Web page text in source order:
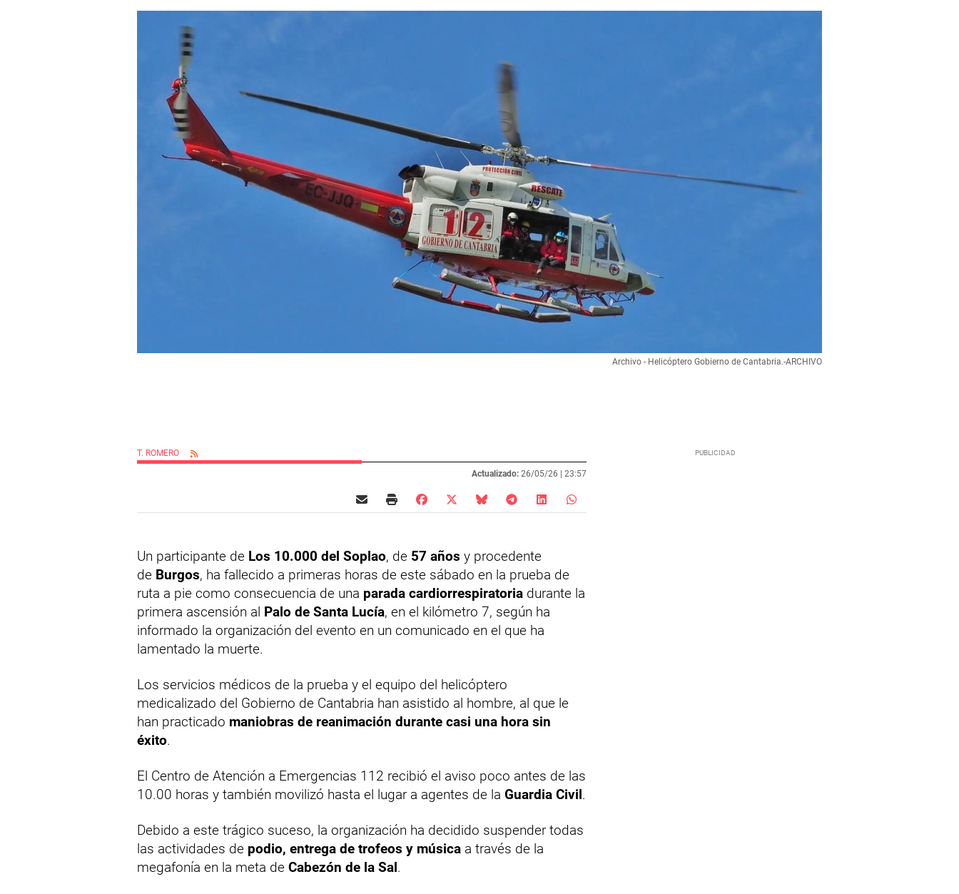
Archivo - Helicóptero Gobierno de Cantabria.-ARCHIVO
T. ROMERO
Actualizado: 26/05/26 | 23:57
Un participante de Los 10.000 del Soplao, de 57 años y procedente
de Burgos, ha fallecido a primeras horas de este sábado en la prueba de
ruta a pie como consecuencia de una parada cardiorrespiratoria durante la
primera ascensión al Palo de Santa Lucía, en el kilómetro 7, según ha
informado la organización del evento en un comunicado en el que ha
lamentado la muerte.
Los servicios médicos de la prueba y el equipo del helicóptero
medicalizado del Gobierno de Cantabria han asistido al hombre, al que le
han practicado maniobras de reanimación durante casi una hora sin
éxito.
El Centro de Atención a Emergencias 112 recibió el aviso poco antes de las
10.00 horas y también movilizó hasta el lugar a agentes de la Guardia Civil.
Debido a este trágico suceso, la organización ha decidido suspender todas
las actividades de podio, entrega de trofeos y música a través de la
megafonía en la meta de Cabezón de la Sal.